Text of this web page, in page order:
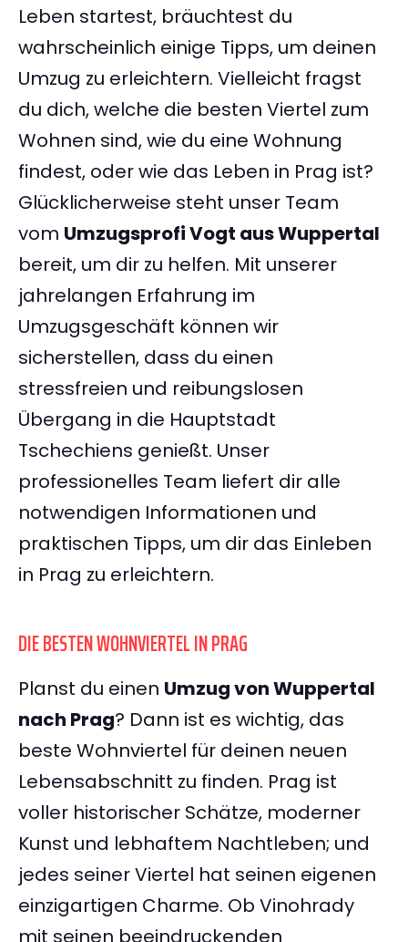
Leben startest, bräuchtest du
wahrscheinlich einige Tipps, um deinen
Umzug zu erleichtern. Vielleicht fragst
du dich, welche die besten Viertel zum
Wohnen sind, wie du eine Wohnung
findest, oder wie das Leben in Prag ist?
Glücklicherweise steht unser Team
vom Umzugsprofi Vogt aus Wuppertal
bereit, um dir zu helfen. Mit unserer
jahrelangen Erfahrung im
Umzugsgeschäft können wir
sicherstellen, dass du einen
stressfreien und reibungslosen
Übergang in die Hauptstadt
Tschechiens genießt. Unser
professionelles Team liefert dir alle
notwendigen Informationen und
praktischen Tipps, um dir das Einleben
in Prag zu erleichtern.
DIE BESTEN WOHNVIERTEL IN PRAG
Planst du einen Umzug von Wuppertal
nach Prag? Dann ist es wichtig, das
beste Wohnviertel für deinen neuen
Lebensabschnitt zu finden. Prag ist
voller historischer Schätze, moderner
Kunst und lebhaftem Nachtleben; und
jedes seiner Viertel hat seinen eigenen
einzigartigen Charme. Ob Vinohrady